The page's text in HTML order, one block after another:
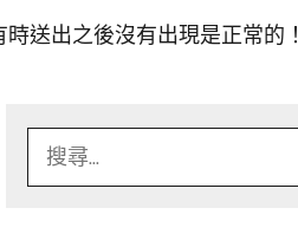
送出之後沒有出現是正常的！